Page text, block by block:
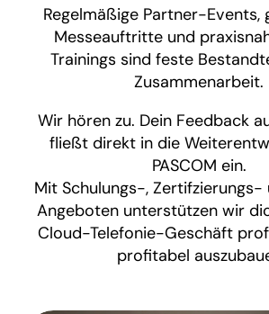
Regelmäßige Partner-Events,
Messeauftritte und
Trainings sind feste
Zusammenarbeit.
Wir hören zu. Dein Feedback
fließt direkt in die
PASCOM ein.
Mit Schulungs-,
Angeboten unterstützen wir
Cloud-Telefonie-Geschäft
profitabel